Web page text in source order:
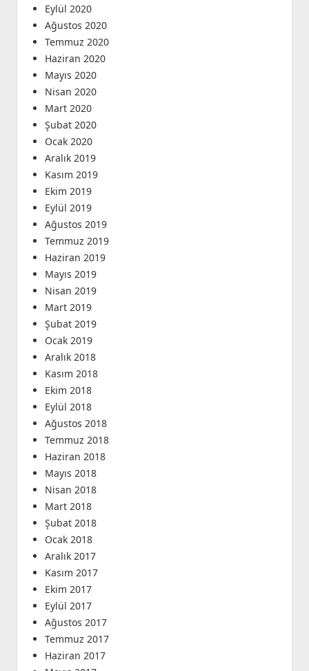
Eylül 2020
Ağustos 2020
Temmuz 2020
Haziran 2020
Mayıs 2020
Nisan 2020
Mart 2020
Şubat 2020
Ocak 2020
Aralık 2019
Kasım 2019
Ekim 2019
Eylül 2019
Ağustos 2019
Temmuz 2019
Haziran 2019
Mayıs 2019
Nisan 2019
Mart 2019
Şubat 2019
Ocak 2019
Aralık 2018
Kasım 2018
Ekim 2018
Eylül 2018
Ağustos 2018
Temmuz 2018
Haziran 2018
Mayıs 2018
Nisan 2018
Mart 2018
Şubat 2018
Ocak 2018
Aralık 2017
Kasım 2017
Ekim 2017
Eylül 2017
Ağustos 2017
Temmuz 2017
Haziran 2017